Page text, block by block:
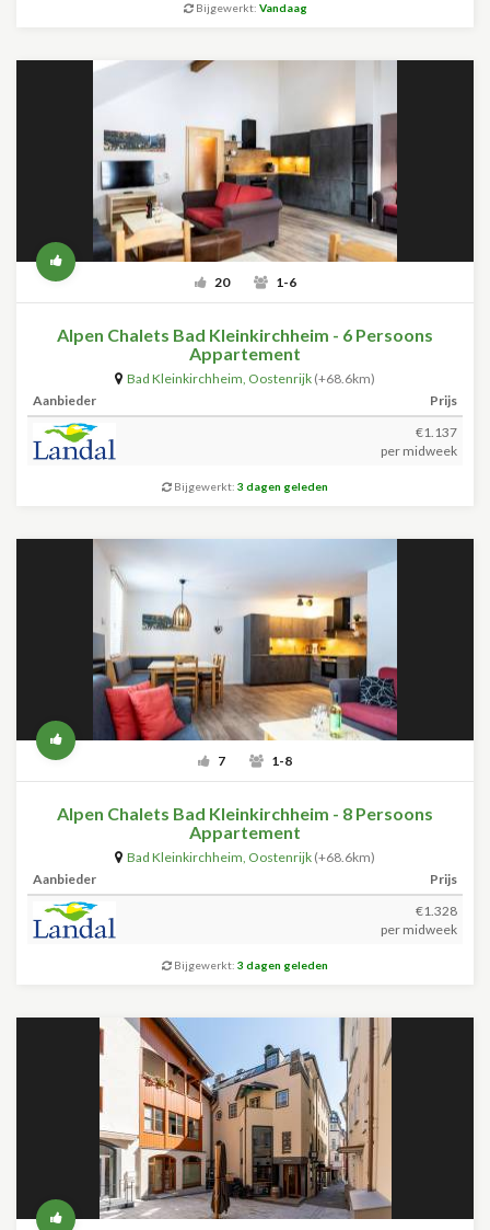
Bijgewerkt: Vandaag
20 1-6
Alpen Chalets Bad Kleinkirchheim - 6 Persoons
Appartement
Bad Kleinkirchheim, Oostenrijk (+68.6km)
Aanbieder
Prijs
€1.137
per midweek
Bijgewerkt: 3 dagen geleden
7 1-8
Alpen Chalets Bad Kleinkirchheim - 8 Persoons
Appartement
Bad Kleinkirchheim, Oostenrijk (+68.6km)
Aanbieder
Prijs
€1.328
per midweek
Bijgewerkt: 3 dagen geleden